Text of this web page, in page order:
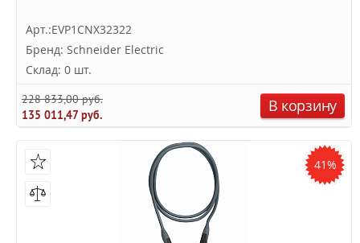
Арт.:EVP1CNX32322
Бренд: Schneider Electric
Склад: 0 шт.
228 833,00 руб.
135 011,47 руб.
В корзину
41%